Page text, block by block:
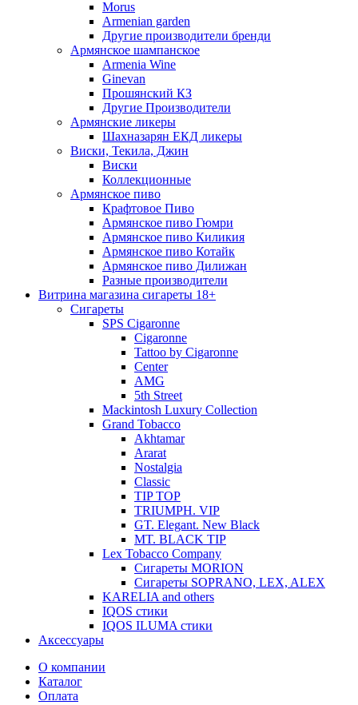
Morus
Armenian garden
Другие производители бренди
Армянское шампанское
Armenia Wine
Ginevan
Прошянский КЗ
Другие Производители
Армянские ликеры
Шахназарян ЕКД ликеры
Виски, Текила, Джин
Виски
Коллекционные
Армянское пиво
Крафтовое Пиво
Армянское пиво Гюмри
Армянское пиво Киликия
Армянское пиво Котайк
Армянское пиво Дилижан
Разные производители
Витрина магазина сигареты 18+
Cигареты
SPS Cigaronne
Сigaronne
Tattoo by Cigaronne
Center
AMG
5th Street
Mackintosh Luxury Collection
Grand Tobacco
Akhtamar
Ararat
Nostalgia
Classic
TIP TOP
TRIUMPH. VIP
GT. Elegant. New Black
MT. BLACK TIP
Lex Tobacco Company
Сигареты MORION
Сигареты SOPRANO, LEX, ALEX
KARELIA and others
IQOS стики
IQOS ILUMA стики
Аксессуары
О компании
Каталог
Оплата